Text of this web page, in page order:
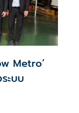
Metro’
ะบบ